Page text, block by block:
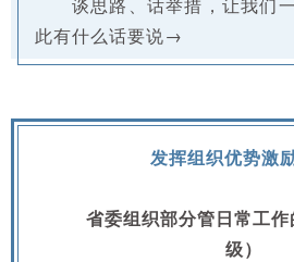
此有什么话要说→
发挥组织优势激
省委组织部分管日常工
级）